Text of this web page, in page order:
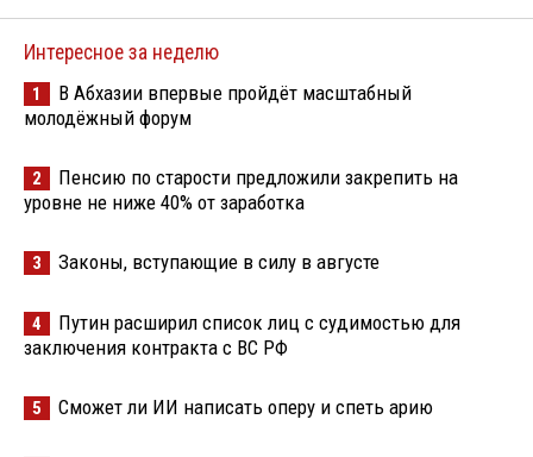
Интересное за неделю
1
В Абхазии впервые пройдёт масштабный
молодёжный форум
2
Пенсию по старости предложили закрепить на
уровне не ниже 40% от заработка
3 Законы, вступающие в силу в августе
4
Путин расширил список лиц с судимостью для
заключения контракта с ВС РФ
5 Сможет ли ИИ написать оперу и спеть арию